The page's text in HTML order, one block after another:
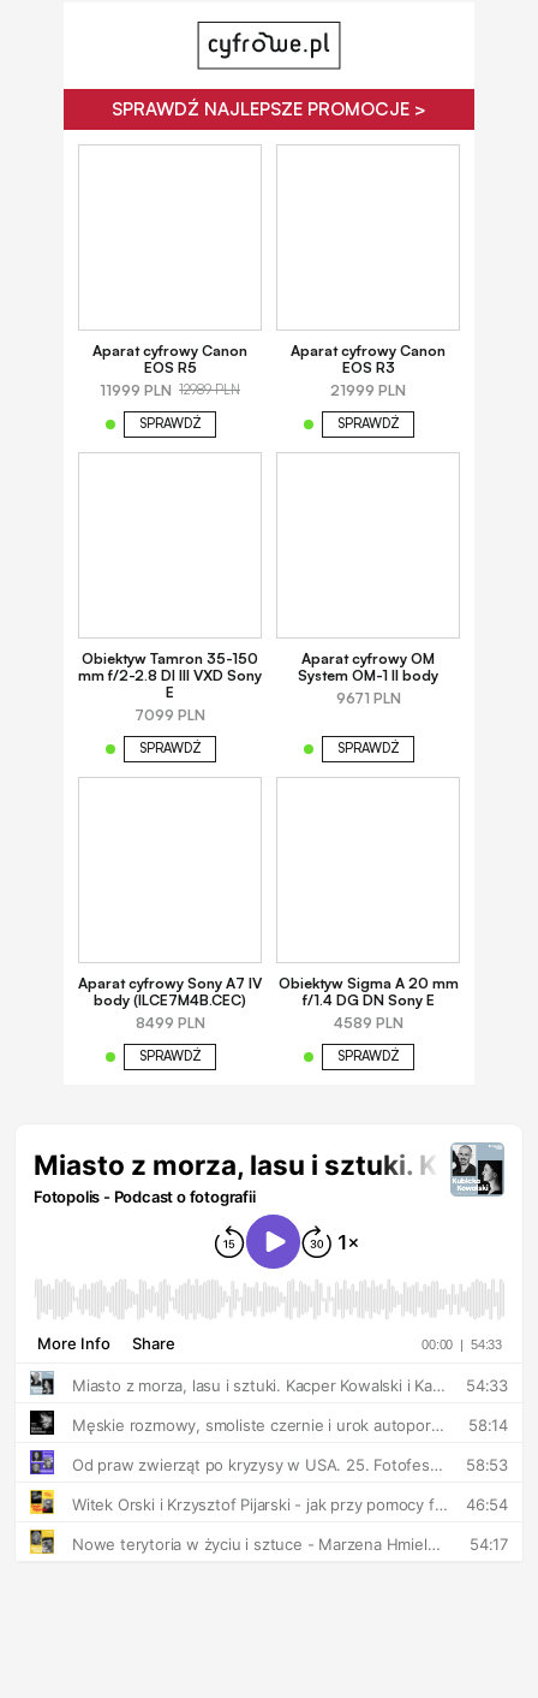
SPRAWDŹ NAJLEPSZE PROMOCJE >
Aparat cyfrowy Canon
EOS R5
11999 PLN 12989 PLN
SPRAWDŹ
Aparat cyfrowy Canon
EOS R3
21999 PLN
SPRAWDŹ
Obiektyw Tamron 35-150
mm f/2-2.8 DI III VXD Sony
E
7099 PLN
SPRAWDŹ
Aparat cyfrowy OM
System OM-1 II body
9671 PLN
SPRAWDŹ
Aparat cyfrowy Sony A7 IV
body (ILCE7M4B.CEC)
8499 PLN
SPRAWDŹ
Obiektyw Sigma A 20 mm
f/1.4 DG DN Sony E
4589 PLN
SPRAWDŹ